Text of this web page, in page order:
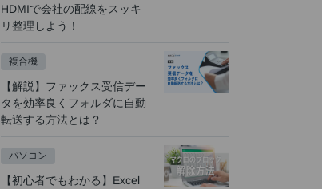
HDMIで会社の配線をスッキ
リ整理しよう！
複合機
【解説】ファックス受信デー
タを効率良くフォルダに自動
転送する方法とは？
パソコン
【初心者でもわかる】Excel